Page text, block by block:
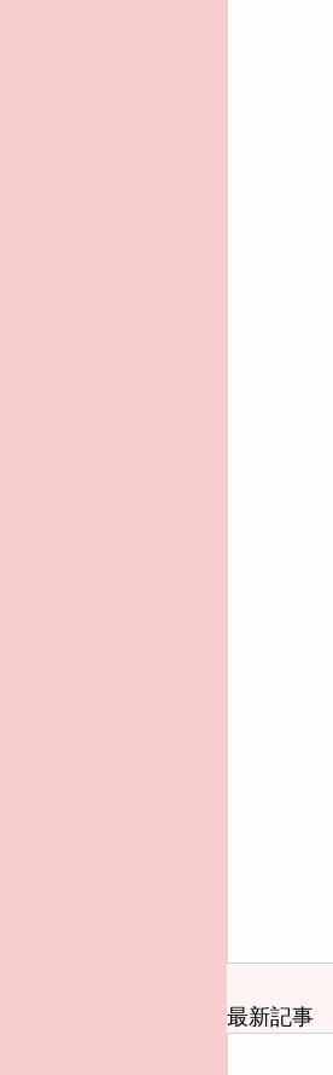
最新記事